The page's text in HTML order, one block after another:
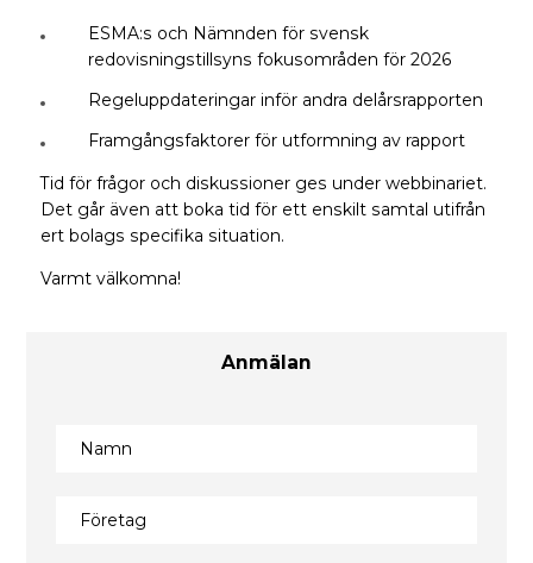
ESMA:s och Nämnden för svensk
redovisningstillsyns fokusområden för 2026
Regeluppdateringar inför andra delårsrapporten
Framgångsfaktorer för utformning av rapport
Tid för frågor och diskussioner ges under webbinariet.
Det går även att boka tid för ett enskilt samtal utifrån
ert bolags specifika situation.
Varmt välkomna!
Anmälan
Namn
Företag